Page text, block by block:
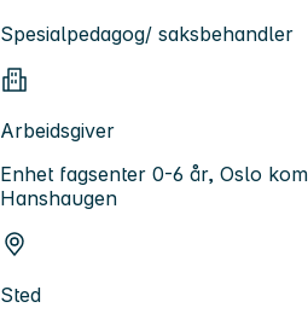
Spesialpedagog/ saksbehandler
Arbeidsgiver
Enhet fagsenter 0-6 år, Oslo
Hanshaugen
Sted